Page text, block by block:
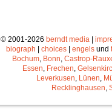
© 2001-2026 berndt media|
biograph
choices engels und
Bochum, Bonn, Castrop-
Essen, Frechen,
Leverkusen, Lünen,
Recklinghausen,